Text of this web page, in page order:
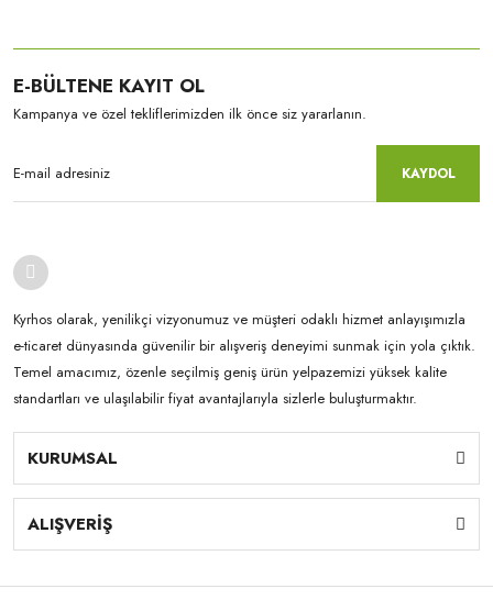
E-BÜLTENE KAYIT OL
Kampanya ve özel tekliflerimizden ilk önce siz yararlanın.
KAYDOL
Kyrhos olarak, yenilikçi vizyonumuz ve müşteri odaklı hizmet anlayışımızla
e-ticaret dünyasında güvenilir bir alışveriş deneyimi sunmak için yola çıktık.
Temel amacımız, özenle seçilmiş geniş ürün yelpazemizi yüksek kalite
standartları ve ulaşılabilir fiyat avantajlarıyla sizlerle buluşturmaktır.
KURUMSAL
ALIŞVERİŞ